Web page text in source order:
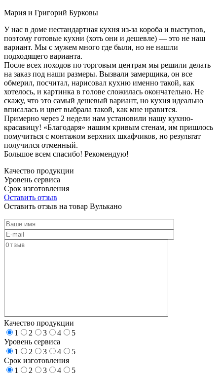
Мария и Григорий Бурковы
У нас в доме нестандартная кухня из-за короба и выступов,
поэтому готовые кухни (хоть они и дешевле) — это не наш
вариант. Мы с мужем много где были, но не нашли
подходящего варианта.
После всех походов по торговым центрам мы решили делать
на заказ под наши размеры. Вызвали замерщика, он все
обмерил, посчитал, нарисовал кухню именно такой, как
хотелось, и картинка в голове сложилась окончательно. Не
скажу, что это самый дешевый вариант, но кухня идеально
вписалась и цвет выбрала такой, как мне нравится.
Примерно через 2 недели нам установили нашу кухню-
красавицу! «Благодаря» нашим кривым стенам, им пришлось
помучиться с монтажом верхних шкафчиков, но результат
получился отменный.
Большое всем спасибо! Рекомендую!
Качество продукции
Уровень сервиса
Срок изготовления
Оставить отзыв
Оставить отзыв на товар Вулькано
Качество продукции
1
2 3 4
5
Уровень сервиса
1
2 3 4
5
Срок изготовления
1
2 3 4
5